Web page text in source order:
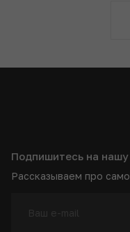
Подпишитесь на
Рассказываем про